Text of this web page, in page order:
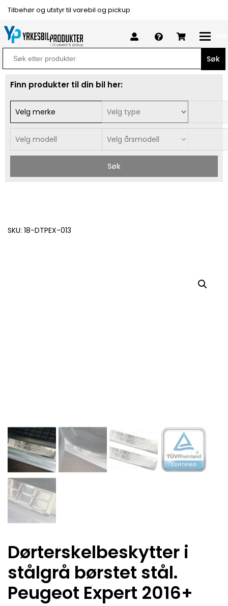
Tilbehør og utstyr til varebil og pickup
Search
for:
Finn produkter til din bil her:
Søk
SKU: 18-DTPEX-013
Dørterskelbeskytter i
stålgrå børstet stål.
Peugeot Expert 2016+